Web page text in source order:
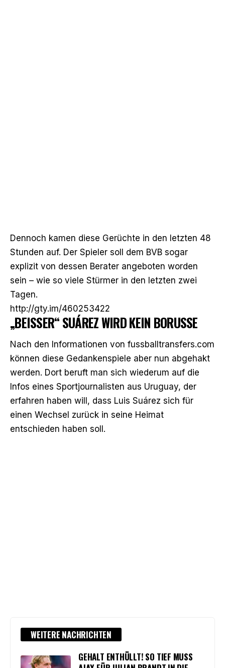
Dennoch kamen diese Gerüchte in den letzten 48
Stunden auf. Der Spieler soll dem BVB sogar
explizit von dessen Berater angeboten worden
sein – wie so viele Stürmer in den letzten zwei
Tagen.
http://gty.im/460253422
„BEISSER“ SUÁREZ WIRD KEIN BORUSSE
Nach den Informationen von fussballtransfers.com
können diese Gedankenspiele aber nun abgehakt
werden. Dort beruft man sich wiederum auf die
Infos eines Sportjournalisten aus Uruguay, der
erfahren haben will, dass Luis Suárez sich für
einen Wechsel zurück in seine Heimat
entschieden haben soll.
WEITERE NACHRICHTEN
GEHALT ENTHÜLLT! SO TIEF MUSS